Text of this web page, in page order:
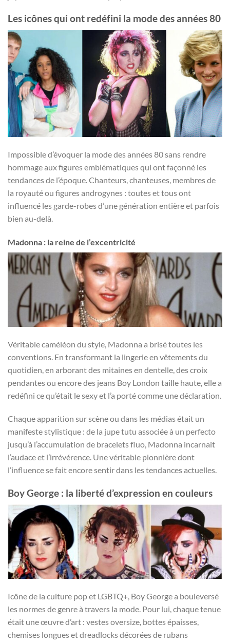
Les icônes qui ont redéfini la mode des années 80
Impossible d’évoquer la mode des années 80 sans rendre
hommage aux figures emblématiques qui ont façonné les
tendances de l’époque. Chanteurs, chanteuses, membres de
la royauté ou figures androgynes : toutes et tous ont
influencé les garde-robes d’une génération entière et parfois
bien au-delà.
Madonna : la reine de l’excentricité
Véritable caméléon du style, Madonna a brisé toutes les
conventions. En transformant la lingerie en vêtements du
quotidien, en arborant des mitaines en dentelle, des croix
pendantes ou encore des jeans Boy London taille haute, elle a
redéfini ce qu’était le sexy et l’a porté comme une déclaration.
Chaque apparition sur scène ou dans les médias était un
manifeste stylistique : de la jupe tutu associée à un perfecto
jusqu’à l’accumulation de bracelets fluo, Madonna incarnait
l’audace et l’irrévérence. Une véritable pionnière dont
l’influence se fait encore sentir dans les tendances actuelles.
Boy George : la liberté d’expression en couleurs
Icône de la culture pop et LGBTQ+, Boy George a bouleversé
les normes de genre à travers la mode. Pour lui, chaque tenue
était une œuvre d’art : vestes oversize, bottes épaisses,
chemises longues et dreadlocks décorées de rubans